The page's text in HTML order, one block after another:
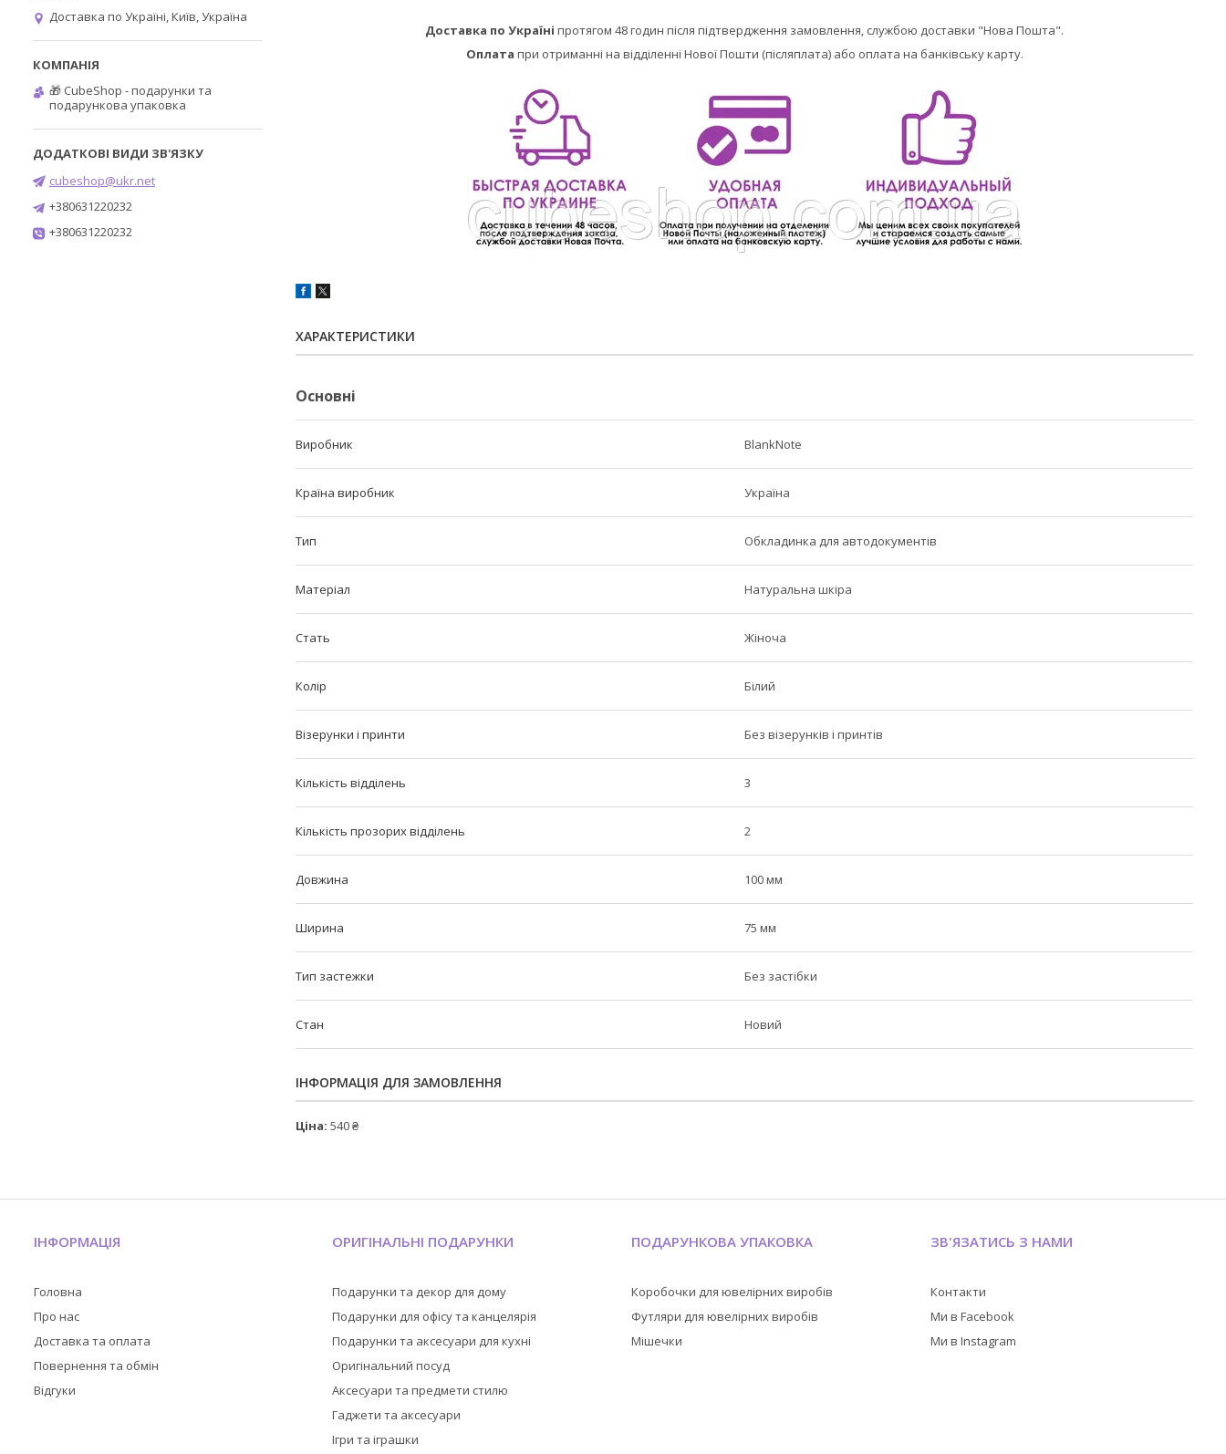
Доставка по Україні протягом 48 годин після підтвердження замовлення, службою доставки "Нова Пошта".
Оплата при отриманні на відділенні Нової Пошти (післяплата) або оплата на банківську карту.
ХАРАКТЕРИСТИКИ
Основні
Виробник BlankNote
Країна виробник Україна
Тип Обкладинка для автодокументів
Матеріал Натуральна шкіра
Стать Жіноча
Колір Білий
Візерунки і принти Без візерунків і принтів
Кількість відділень 3
Кількість прозорих відділень 2
Довжина 100 мм
Ширина 75 мм
Тип застежки Без застібки
Стан Новий
ІНФОРМАЦІЯ ДЛЯ ЗАМОВЛЕННЯ
Ціна: 540 ₴
Доставка по Україні, Київ, Україна
🎁 CubeShop - подарунки та
подарункова упаковка
cubeshop@ukr.net
+380631220232
+380631220232
ІНФОРМАЦІЯ
Головна
Про нас
Доставка та оплата
Повернення та обмін
Відгуки
ОРИГІНАЛЬНІ ПОДАРУНКИ
Подарунки та декор для дому
Подарунки для офісу та канцелярія
Подарунки та аксесуари для кухні
Оригінальний посуд
Аксесуари та предмети стилю
Гаджети та аксесуари
Ігри та іграшки
ПОДАРУНКОВА УПАКОВКА
Коробочки для ювелірних виробів
Футляри для ювелірних виробів
Мішечки
ЗВ'ЯЗАТИСЬ З НАМИ
Контакти
Ми в Facebook
Ми в Instagram